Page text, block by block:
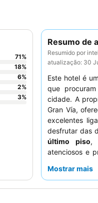
Resumo de
Resumido por
atualização: 30
Este hotel é
que
cidade. A
Gran Vía,
excelentes
desfrutar das
último piso,
atenciosos e
opções para
Mostrar mais
71%
18%
6%
2%
3%